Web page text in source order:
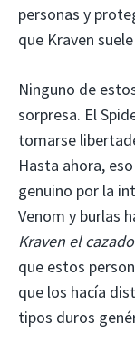
personas y
que Kraven
Ninguno de
sorpresa. El
tomarse
Hasta ahora,
genuino por la
Venom y burlas
Kraven el
que estos
que los hacía
tipos duros